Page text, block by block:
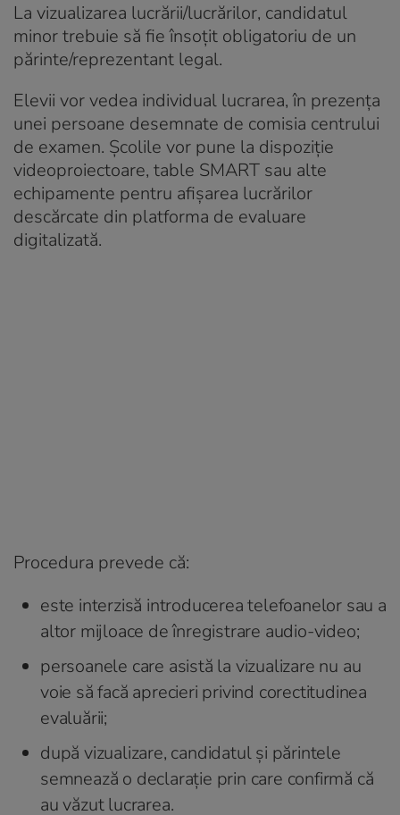
La vizualizarea lucrării/lucrărilor, candidatul
minor trebuie să fie însoțit obligatoriu de un
părinte/reprezentant legal.
Elevii vor vedea individual lucrarea, în prezența
unei persoane desemnate de comisia centrului
de examen. Școlile vor pune la dispoziție
videoproiectoare, table SMART sau alte
echipamente pentru afișarea lucrărilor
descărcate din platforma de evaluare
digitalizată.
Procedura prevede că:
este interzisă introducerea telefoanelor sau a
altor mijloace de înregistrare audio-video;
persoanele care asistă la vizualizare nu au
voie să facă aprecieri privind corectitudinea
evaluării;
după vizualizare, candidatul și părintele
semnează o declarație prin care confirmă că
au văzut lucrarea.